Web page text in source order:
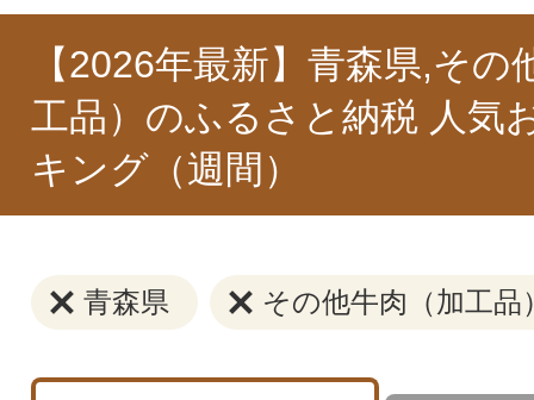
【2026年最新】青森県,その
工品）のふるさと納税 人気
キング（週間）
青森県 その他牛肉（加工品